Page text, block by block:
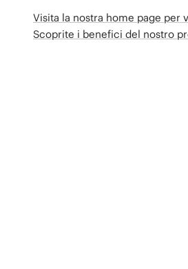
Visita la nostra home page per
Scoprite i benefici del nostro